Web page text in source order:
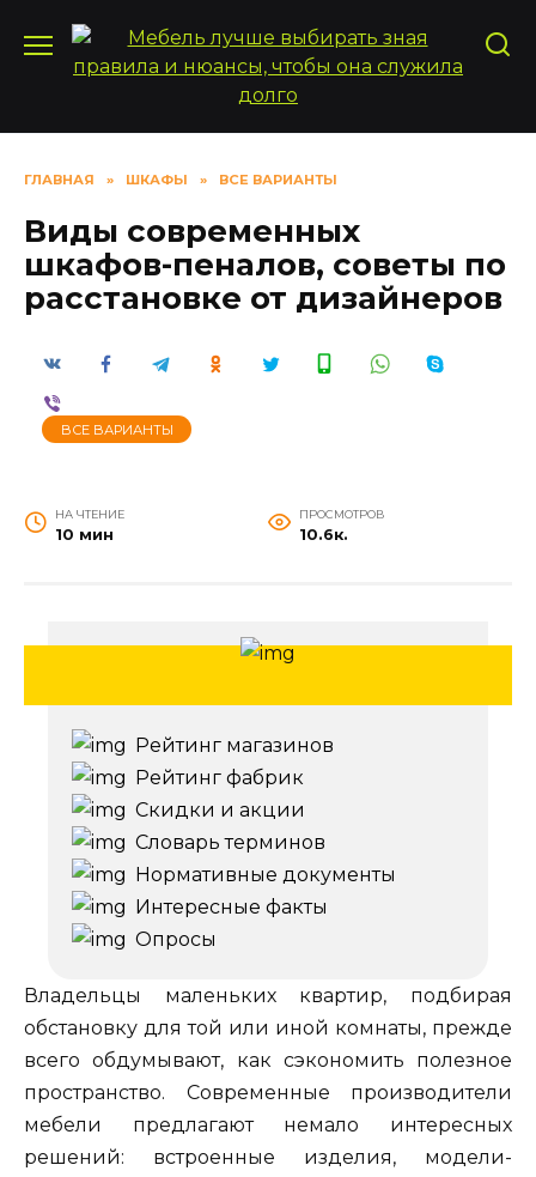
содержанию
ГЛАВНАЯ » ШКАФЫ » ВСЕ ВАРИАНТЫ
Виды современных
шкафов-пеналов, советы по
расстановке от дизайнеров
ВСЕ ВАРИАНТЫ
НА ЧТЕНИЕ
10 мин
ПРОСМОТРОВ
10.6к.
Рейтинг магазинов
Рейтинг фабрик
Скидки и акции
Словарь терминов
Нормативные документы
Интересные факты
Опросы
Владельцы маленьких квартир, подбирая
обстановку для той или иной комнаты, прежде
всего обдумывают, как сэкономить полезное
пространство. Современные производители
мебели предлагают немало интересных
решений: встроенные изделия, модели-